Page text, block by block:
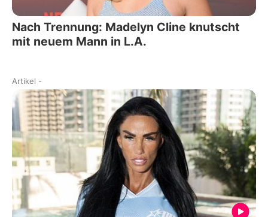
Nach Trennung: Madelyn Cline knutscht
mit neuem Mann in L.A.
Artikel -